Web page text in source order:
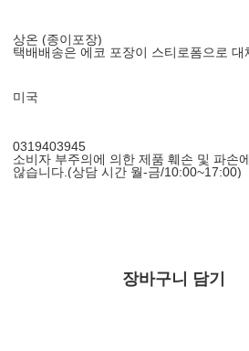
상온 (종이포장)
택배배송은 에코 포장이 스티로폼으로 대
미국
0319403945
소비자 부주의에 의한 제품 훼손 및 파손
않습니다.(상담 시간 월-금/10:00~17:00)
장바구니 담기